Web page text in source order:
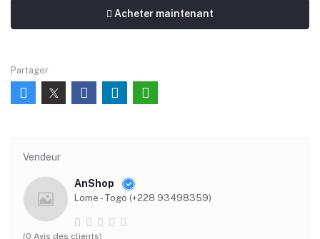
Acheter maintenant
Partager
Vendeur
AnShop
Lome - Togo (+228 93498359)
(0 Avis des clients)